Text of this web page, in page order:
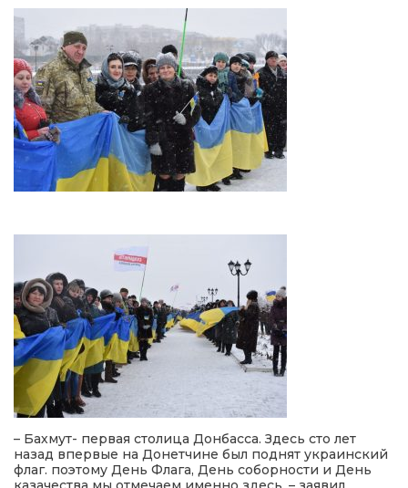
– Бахмут- первая столица Донбасса. Здесь сто лет
назад впервые на Донетчине был поднят украинский
флаг. поэтому День Флага, День соборности и День